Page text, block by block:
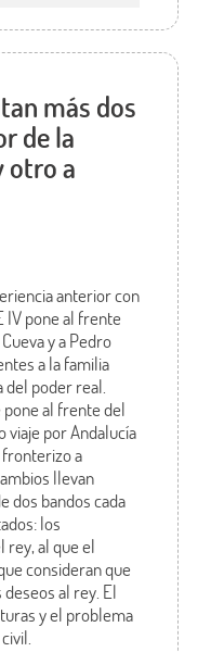
más dos
de la
otro a
anterior con
IV pone al frente
y a Pedro
a la familia
del poder real.
pone al frente del
viaje por Andalucía
a
llevan
dos bandos cada
los
rey, al que el
consideran que
al rey. El
y el problema